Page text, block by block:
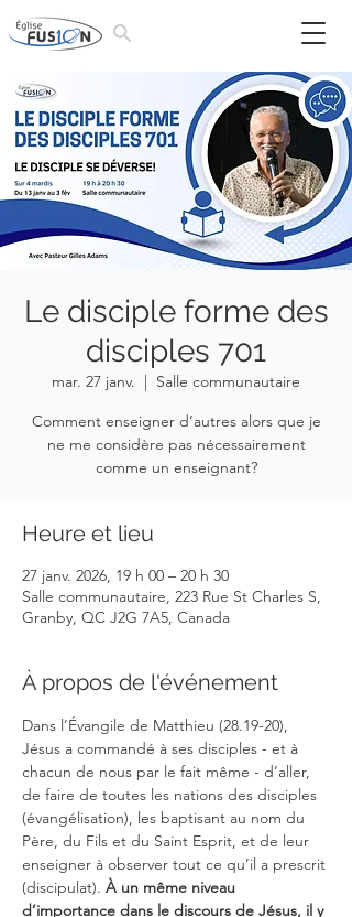
Le disciple forme des
disciples 701
mar. 27 janv.
  |
Salle communautaire
Comment enseigner d’autres alors que je
ne me considère pas nécessairement
comme un enseignant?
Heure et lieu
27 janv. 2026, 19 h 00 – 20 h 30
Salle communautaire, 223 Rue St Charles S,
Granby, QC J2G 7A5, Canada
À propos de l'événement
Dans l’Évangile de Matthieu (28.19-20),
Jésus a commandé à ses disciples - et à
chacun de nous par le fait même - d’aller,
de faire de toutes les nations des disciples
(évangélisation), les baptisant au nom du
Père, du Fils et du Saint Esprit, et de leur
enseigner à observer tout ce qu’il a prescrit
(discipulat). À un même niveau
d’importance dans le discours de Jésus, il y